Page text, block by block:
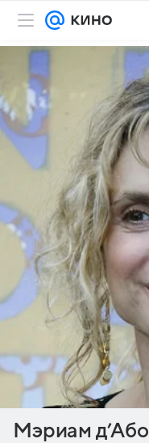
Мэриам д’Або